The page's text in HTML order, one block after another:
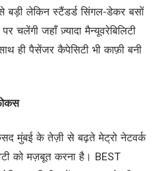
बड़ी लेकिन स्टैंडर्ड सिंगल-डेकर बसों
चलेंगी जहाँ ज़्यादा मैन्यूवरेबिलिटी
ही पैसेंजर कैपेसिटी भी काफ़ी बनी
मुंबई के तेज़ी से बढ़ते मेट्रो नेटवर्क
को मज़बूत करना है। BEST